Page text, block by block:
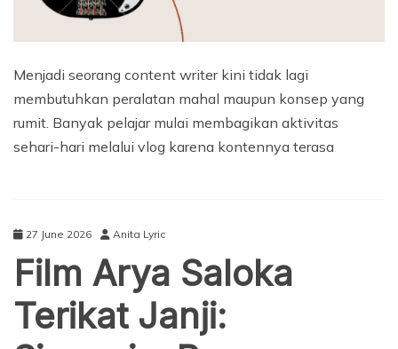
Menjadi seorang content writer kini tidak lagi
membutuhkan peralatan mahal maupun konsep yang
rumit. Banyak pelajar mulai membagikan aktivitas
sehari-hari melalui vlog karena kontennya terasa
27 June 2026 Anita Lyric
Film Arya Saloka
Terikat Janji: